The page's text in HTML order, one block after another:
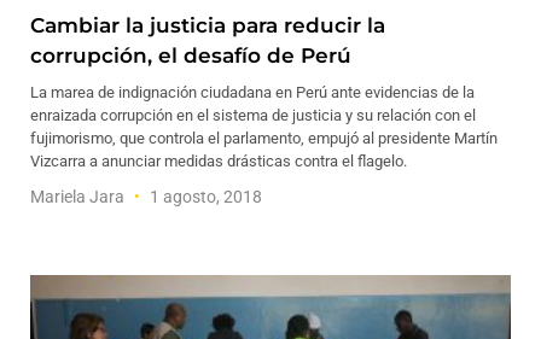
Cambiar la justicia para reducir la
corrupción, el desafío de Perú
La marea de indignación ciudadana en Perú ante evidencias de la
enraizada corrupción en el sistema de justicia y su relación con el
fujimorismo, que controla el parlamento, empujó al presidente Martín
Vizcarra a anunciar medidas drásticas contra el flagelo.
Mariela Jara 1 agosto, 2018